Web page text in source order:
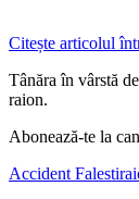
Citește articolul
Tânăra în vârstă
raion.
Abonează-te la
Accident Falesti